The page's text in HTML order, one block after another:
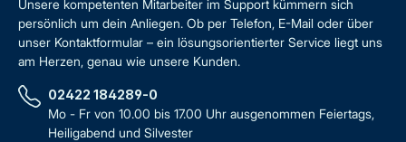
Unsere kompetenten Mitarbeiter im Support kümmern sich
persönlich um dein Anliegen. Ob per Telefon, E-Mail oder über
unser Kontaktformular – ein lösungsorientierter Service liegt uns
am Herzen, genau wie unsere Kunden.
02422 184289-0
Mo - Fr von 10.00 bis 17.00 Uhr ausgenommen Feiertags,
Heiligabend und Silvester